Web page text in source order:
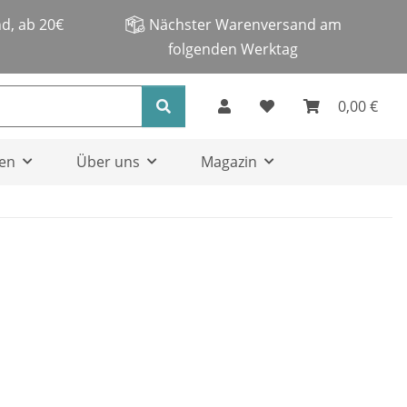
ab 20€
Nächster Warenversand am
folgenden Werktag
0,00 €
Über uns Magazin